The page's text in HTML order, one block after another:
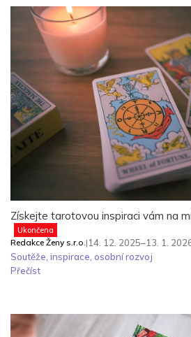
Získejte tarotovou inspiraci vám na
Ukončena
Redakce Ženy s.r.o. | 14. 12. 2025–13. 1.
Soutěže inspirace osobní rozvoj
Přečíst